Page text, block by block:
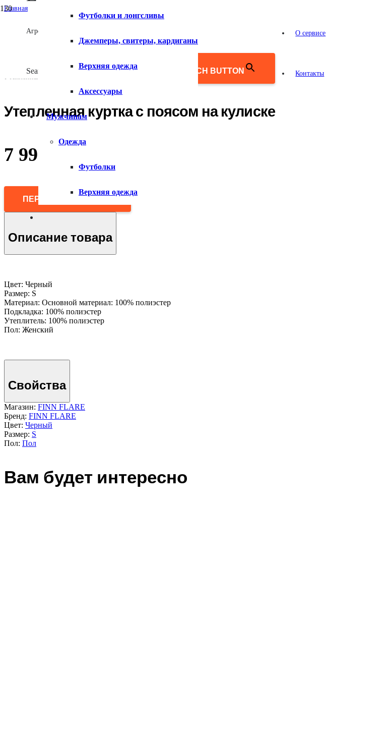
Агрегатор товаров
Search for: SEARCH BUTTON
О сервисе
Контакты
Футболки и лонгсливы
Джемперы, свитеры, кардиганы
Верхняя одежда
Аксессуары
Мужчинам
Одежда
Футболки
Верхняя одежда
Главная
Утепленная куртка с поясом на кулиске
7 990
ПЕРЕЙТИ В МАГАЗИН
Описание товара
Цвет: Черный
Размер: S
Материал: Основной материал: 100% полиэстер
Подкладка: 100% полиэстер
Утеплитель: 100% полиэстер
Пол: Женский
Свойства
Магазин: FINN FLARE
Бренд: FINN FLARE
Цвет: Черный
Размер: S
Пол: Пол
Вам будет интересно